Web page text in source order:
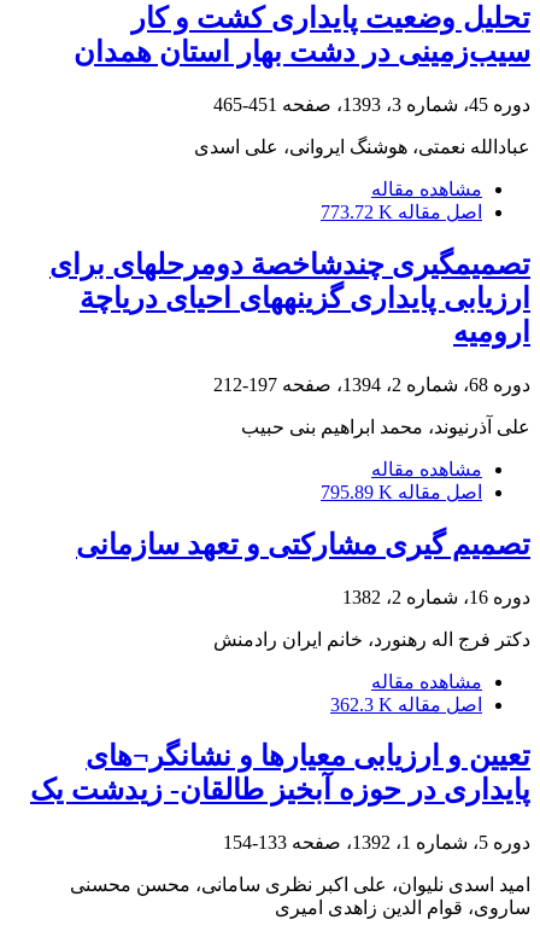
تحلیل وضعیت پایداری کشت و کار
سیب‌زمینی در دشت بهار استان همدان
دوره 45، شماره 3، 1393، صفحه 451-465
عبادالله نعمتی، هوشنگ ایروانی، علی اسدی
مشاهده مقاله
اصل مقاله 773.72 K
تصمیم‏گیری چندشاخصة دومرحله‏ای برای
ارزیابی پایداری گزینه‏های احیای دریاچة
ارومیه
دوره 68، شماره 2، 1394، صفحه 197-212
علی آذرنیوند، محمد ابراهیم بنی حبیب
مشاهده مقاله
اصل مقاله 795.89 K
تصمیم گیری مشارکتی و تعهد سازمانی
دوره 16، شماره 2، 1382
دکتر فرج اله رهنورد، خانم ایران رادمنش
مشاهده مقاله
اصل مقاله 362.3 K
تعیین و ارزیابی معیارها و نشانگر¬های
پایداری در حوزه آبخیز طالقان- زیدشت یک
دوره 5، شماره 1، 1392، صفحه 133-154
امید اسدی نلیوان، علی اکبر نظری سامانی، محسن محسنی
ساروی، قوام الدین زاهدی امیری